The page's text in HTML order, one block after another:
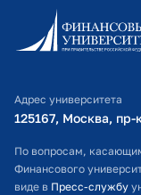
Информационно-
Личный кабинет
Оплата обучения
Расписание
Студенческий офис
Адрес университета
125167, Москва,
По вопросам,
Финансового
виде в Пресс-службу